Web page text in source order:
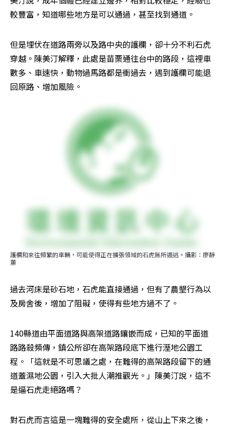
較豐富，知道哪些地方是可以通過，甚至找到通道。
但是埋伏在道路兩旁以及路中央的護欄，卻十分不利石虎
穿越。陳美汀解釋，此處是苗栗通往台中的路段，這裡車
數多、車速快，動物過馬路都是衝過去，遇到護欄可能退
回原路、增加風險。
護欄和來往頻繁的車輛，可能使得正在擴張領域的石虎無所遁逃。攝影：廖靜
蕙
過去河床是砂石地，石虎能直接通過，但有了農墾行為以
及房舍後，增加了阻礙，使得有些地方過不了。
140縣道由平面道路與高架道路鑲嵌而成，已知的平面道
路路殺頻傳，鎮公所卻在高架路段底下進行溼地公園工
程。「這就是不可思議之處，在難得的高架路段留下的通
道蓋濕地公園，引入大批人潮推觀光。」陳美汀說，這不
是逼石虎走絕路嗎？
對石虎而言這是一塊難得的安全處所，從山上下來之後，